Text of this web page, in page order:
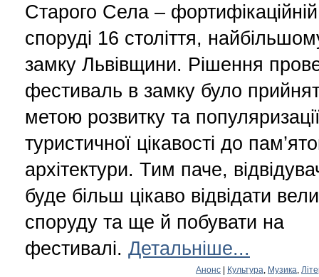
Старого Села – фортифікаційній
споруді 16 століття,
замку Львівщини. Рішення
фестиваль в замку було
метою розвитку та
туристичної цікавості до
архітектури. Тим паче,
буде більш цікаво відвідати
споруду та ще й побувати на
фестивалі. Детальніше...
Анонс Культура, Музика,